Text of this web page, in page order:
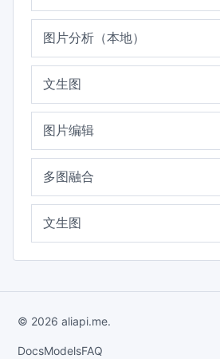
图片分析（本地）
文生图
图片编辑
多图融合
文生图
© 2026 aliapi.me.
DocsModelsFAQ